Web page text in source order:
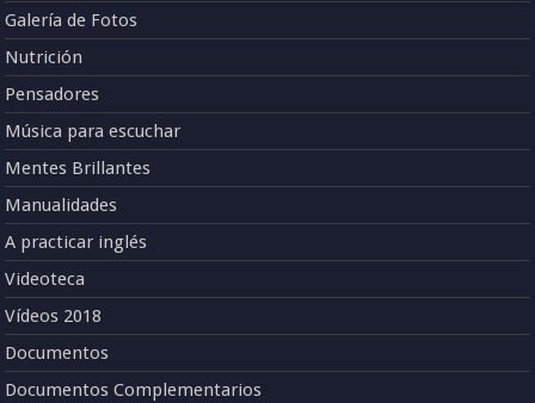
Galería de Fotos
Nutrición
Pensadores
Música para escuchar
Mentes Brillantes
Manualidades
A practicar inglés
Videoteca
Vídeos 2018
Documentos
Documentos Complementarios